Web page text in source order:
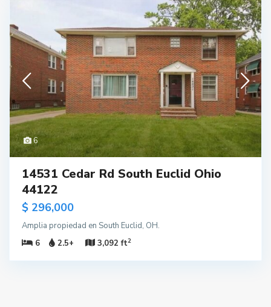
6
14531 Cedar Rd South Euclid Ohio
44122
$ 296,000
Amplia propiedad en South Euclid, OH.
6
2.5+ 3,092 ft2